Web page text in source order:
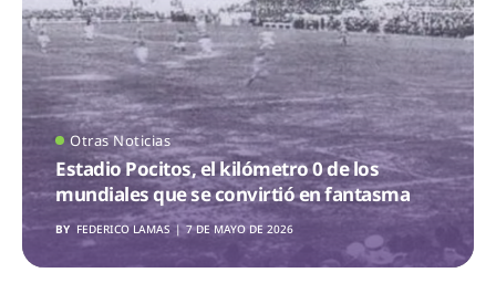
Otras Noticias
Estadio Pocitos, el kilómetro 0 de los
mundiales que se convirtió en fantasma
BY FEDERICO LAMAS 7 DE MAYO DE 2026